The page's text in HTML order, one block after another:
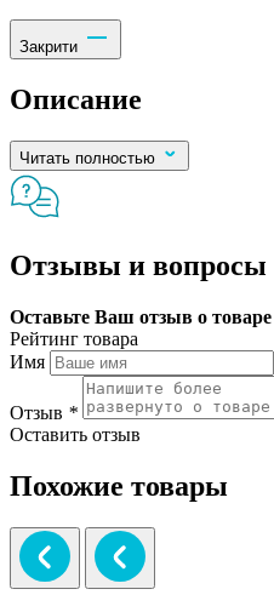
Закрити
Описание
Читать полностью
Отзывы и вопросы
Оставьте Ваш отзыв о товаре
Рейтинг товара
Имя
Отзыв *
Оставить отзыв
Похожие товары